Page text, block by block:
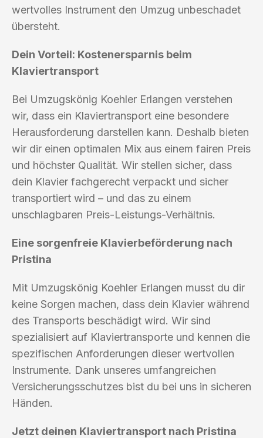
wertvolles Instrument den Umzug unbeschadet
übersteht.
Dein Vorteil: Kostenersparnis beim
Klaviertransport
Bei Umzugskönig Koehler Erlangen verstehen
wir, dass ein Klaviertransport eine besondere
Herausforderung darstellen kann. Deshalb bieten
wir dir einen optimalen Mix aus einem fairen Preis
und höchster Qualität. Wir stellen sicher, dass
dein Klavier fachgerecht verpackt und sicher
transportiert wird – und das zu einem
unschlagbaren Preis-Leistungs-Verhältnis.
Eine sorgenfreie Klavierbeförderung nach
Pristina
Mit Umzugskönig Koehler Erlangen musst du dir
keine Sorgen machen, dass dein Klavier während
des Transports beschädigt wird. Wir sind
spezialisiert auf Klaviertransporte und kennen die
spezifischen Anforderungen dieser wertvollen
Instrumente. Dank unseres umfangreichen
Versicherungsschutzes bist du bei uns in sicheren
Händen.
Jetzt deinen Klaviertransport nach Pristina